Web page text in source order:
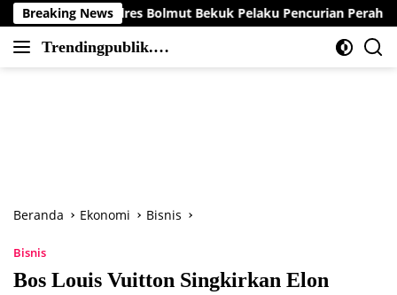
Langsung
ke
konten
Breaking News
Bolmut Bekuk Pelaku Pencurian Perahu di Daerah Buol
Trendingpublik.co
Berita
Beranda Ekonomi Bisnis
Bisnis
Bos Louis Vuitton Singkirkan Elon